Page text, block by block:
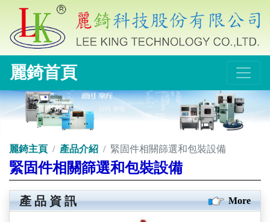
麗錡首頁
麗錡主頁 產品介紹 緊固件相關篩選和包裝設備
緊固件相關篩選和包裝設備
產品資訊 More